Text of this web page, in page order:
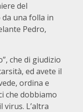
del
una folla in
Pedro,
che di giudizio
ed avete il
ordina e
che dobbiamo
virus. L’altra